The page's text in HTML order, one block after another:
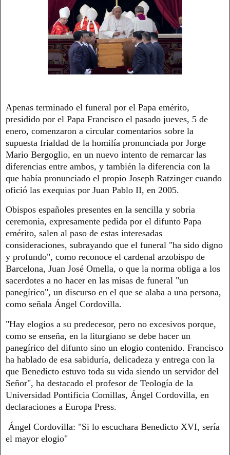
Apenas terminado el funeral por el Papa emérito,
presidido por el Papa Francisco el pasado jueves, 5 de
enero, comenzaron a circular comentarios sobre la
supuesta frialdad de la homilía pronunciada por Jorge
Mario Bergoglio, en un nuevo intento de remarcar las
diferencias entre ambos, y también la diferencia con la
que había pronunciado el propio Joseph Ratzinger cuando
ofició las exequias por Juan Pablo II, en 2005.
Obispos españoles presentes en la sencilla y sobria
ceremonia, expresamente pedida por el difunto Papa
emérito, salen al paso de estas interesadas
consideraciones, subrayando que el funeral "ha sido digno
y profundo", como reconoce el cardenal arzobispo de
Barcelona, Juan José Omella, o que la norma obliga a los
sacerdotes a no hacer en las misas de funeral "un
panegírico", un discurso en el que se alaba a una persona,
como señala Ángel Cordovilla.
"Hay elogios a su predecesor, pero no excesivos porque,
como se enseña, en la liturgiano se debe hacer un
panegírico del difunto sino un elogio contenido. Francisco
ha hablado de esa sabiduría, delicadeza y entrega con la
que Benedicto estuvo toda su vida siendo un servidor del
Señor", ha destacado el profesor de Teología de la
Universidad Pontificia Comillas, Ángel Cordovilla, en
declaraciones a Europa Press.
Ángel Cordovilla: "Si lo escuchara Benedicto XVI, sería
el mayor elogio"